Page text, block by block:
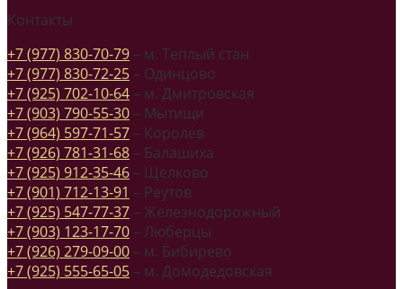
Контакты
+7 (977) 830-70-79 – м. Теплый стан
+7 (977) 830-72-25 – Одинцово
+7 (925) 702-10-64 – м. Дмитровская
+7 (903) 790-55-30 – Мытищи
+7 (964) 597-71-57 – Королев
+7 (926) 781-31-68 – Балашиха
+7 (925) 912-35-46 – Щелково
+7 (901) 712-13-91 – Реутов
+7 (925) 547-77-37 – Железнодорожный
+7 (903) 123-17-70 – Люберцы
+7 (926) 279-09-00 – м. Бибирево
+7 (925) 555-65-05 – м. Домодедовская